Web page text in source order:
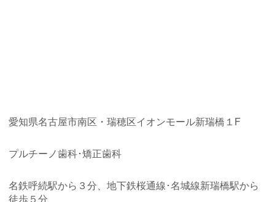
愛知県名古屋市南区・瑞穂区イオンモール新瑞橋１F
プルチーノ歯科･矯正歯科
名鉄呼続駅から３分、地下鉄桜通線･名城線新瑞橋駅から
徒歩５分